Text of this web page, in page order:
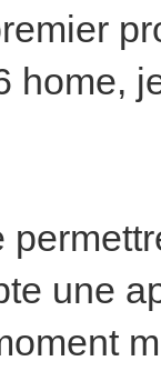
home,
une